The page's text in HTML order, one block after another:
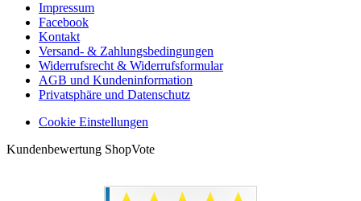
Impressum
Facebook
Kontakt
Versand- & Zahlungsbedingungen
Widerrufsrecht & Widerrufsformular
AGB und Kundeninformation
Privatsphäre und Datenschutz
Cookie Einstellungen
Kundenbewertung ShopVote